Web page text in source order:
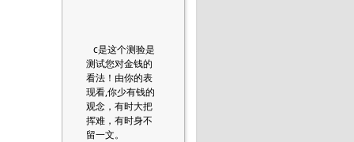
c是这个测验是
测试您对金钱的
看法！由你的表
现看,你少有钱的
观念，有时大把
挥难，有时身不
留一文。